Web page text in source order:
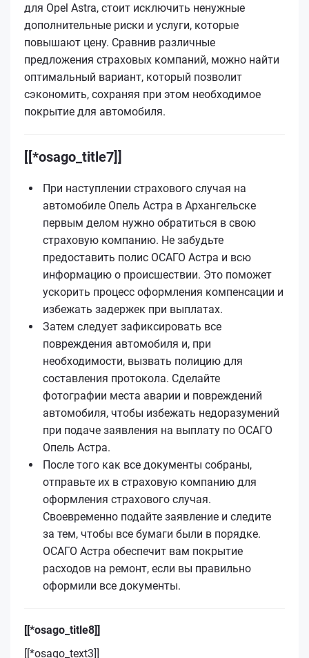
для Opel Astra, стоит исключить ненужные
дополнительные риски и услуги, которые
повышают цену. Сравнив различные
предложения страховых компаний, можно найти
оптимальный вариант, который позволит
сэкономить, сохраняя при этом необходимое
покрытие для автомобиля.
[[*osago_title7]]
При наступлении страхового случая на
автомобиле Опель Астра в Архангельске
первым делом нужно обратиться в свою
страховую компанию. Не забудьте
предоставить полис ОСАГО Астра и всю
информацию о происшествии. Это поможет
ускорить процесс оформления компенсации и
избежать задержек при выплатах.
Затем следует зафиксировать все
повреждения автомобиля и, при
необходимости, вызвать полицию для
составления протокола. Сделайте
фотографии места аварии и повреждений
автомобиля, чтобы избежать недоразумений
при подаче заявления на выплату по ОСАГО
Опель Астра.
После того как все документы собраны,
отправьте их в страховую компанию для
оформления страхового случая.
Своевременно подайте заявление и следите
за тем, чтобы все бумаги были в порядке.
ОСАГО Астра обеспечит вам покрытие
расходов на ремонт, если вы правильно
оформили все документы.
[[*osago_title8]]
[[*osago_text3]]